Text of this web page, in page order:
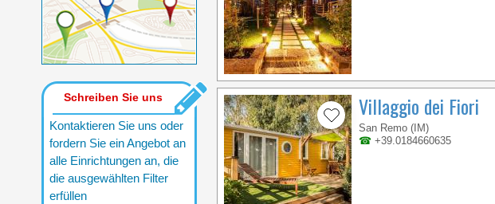
Schreiben Sie uns
Kontaktieren Sie uns oder
fordern Sie ein Angebot an
alle Einrichtungen an, die
die ausgewählten Filter
erfüllen
Villaggio dei Fiori
San Remo (IM)
☎ +39.0184660635